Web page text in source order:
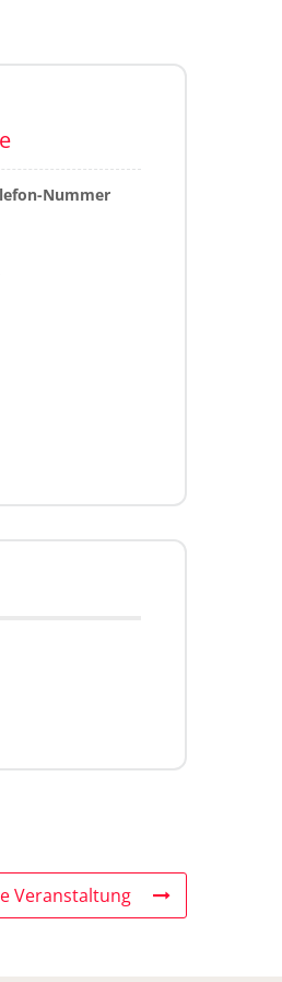
Nummer
Veranstaltung